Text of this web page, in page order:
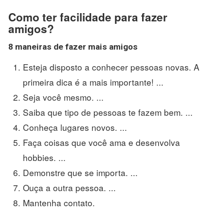
Como ter facilidade para fazer
amigos?
8 maneiras de fazer mais amigos
Esteja disposto a conhecer pessoas novas. A
primeira dica é a mais importante! ...
Seja você mesmo. ...
Saiba que tipo de pessoas te fazem bem. ...
Conheça lugares novos. ...
Faça coisas que você ama e desenvolva
hobbies. ...
Demonstre que se importa. ...
Ouça a outra pessoa. ...
Mantenha contato.